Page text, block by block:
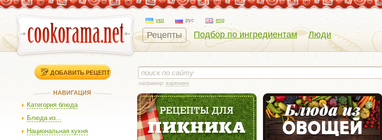
укр рус eng
Рецепты Подбор по ингредиентам Люди
ДОБАВИТЬ РЕЦЕПТ
НАВИГАЦИЯ
Категория блюда
Блюда из...
Национальная кухня
например: вареники